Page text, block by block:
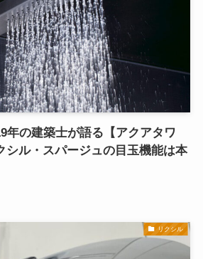
年の建築士が語る【アクアタワ
シル・スパージュの目玉機能は本
リクシル